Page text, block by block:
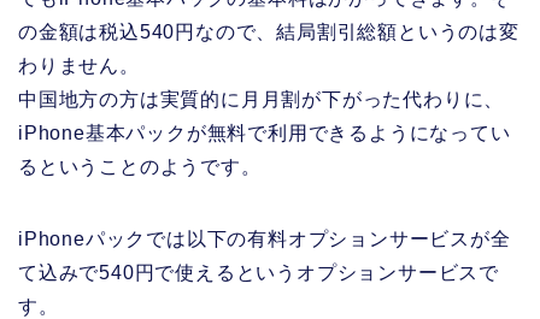
の金額は税込540円なので、結局割引総額というのは変
わりません。
中国地方の方は実質的に月月割が下がった代わりに、
iPhone基本パックが無料で利用できるようになってい
るということのようです。
iPhoneパックでは以下の有料オプションサービスが全
て込みで540円で使えるというオプションサービスで
す。